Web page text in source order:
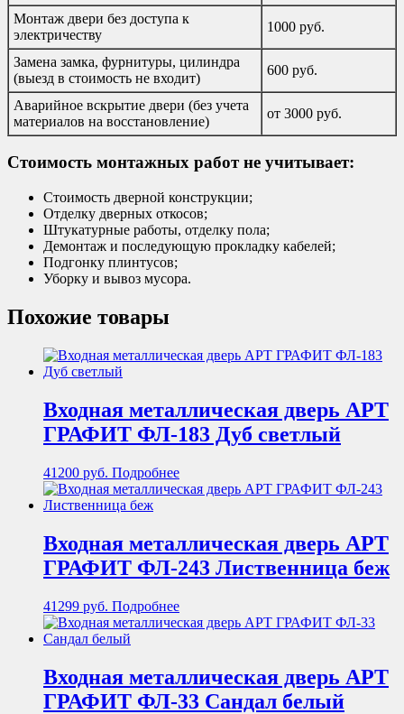
Монтаж двери без доступа к
электричеству
1000 руб.
Замена замка, фурнитуры, цилиндра
(выезд в стоимость не входит)
600 руб.
Аварийное вскрытие двери (без учета
материалов на восстановление)
от 3000 руб.
Стоимость монтажных работ не учитывает:
Стоимость дверной конструкции;
Отделку дверных откосов;
Штукатурные работы, отделку пола;
Демонтаж и последующую прокладку кабелей;
Подгонку плинтусов;
Уборку и вывоз мусора.
Похожие товары
Входная металлическая дверь АРТ
ГРАФИТ ФЛ-183 Дуб светлый
41200 руб. Подробнее
Входная металлическая дверь АРТ
ГРАФИТ ФЛ-243 Лиственница беж
41299 руб. Подробнее
Входная металлическая дверь АРТ
ГРАФИТ ФЛ-33 Сандал белый